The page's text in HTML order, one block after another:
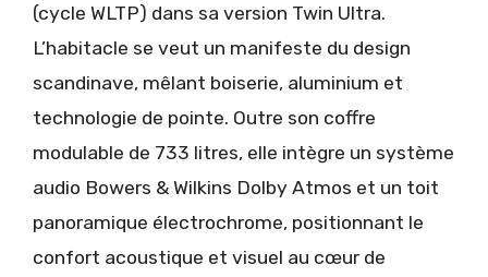
(cycle WLTP) dans sa version Twin Ultra.
L’habitacle se veut un manifeste du design
scandinave, mêlant boiserie, aluminium et
technologie de pointe. Outre son coffre
modulable de 733 litres, elle intègre un système
audio Bowers & Wilkins Dolby Atmos et un toit
panoramique électrochrome, positionnant le
confort acoustique et visuel au cœur de